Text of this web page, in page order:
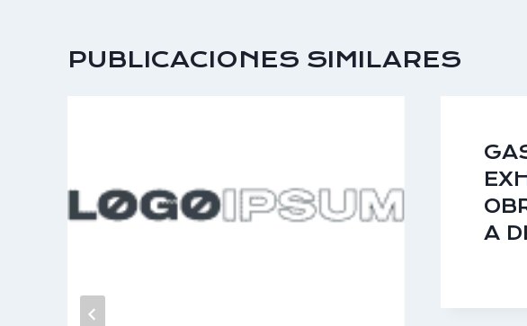
PUBLICACIONES SIMILARES
A